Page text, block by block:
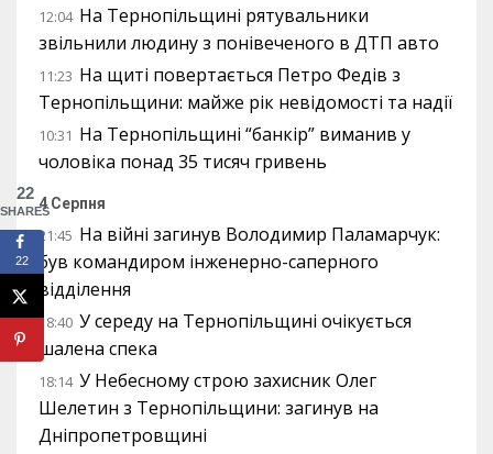
12:04 На Тернопільщині рятувальники
звільнили людину з понівеченого в ДТП авто
11:23 На щиті повертається Петро Федів з
Тернопільщини: майже рік невідомості та надії
10:31 На Тернопільщині “банкір” виманив у
чоловіка понад 35 тисяч гривень
4 Серпня
21:45 На війні загинув Володимир Паламарчук:
був командиром інженерно-саперного
відділення
18:40 У середу на Тернопільщині очікується
шалена спека
18:14 У Небесному строю захисник Олег
Шелетин з Тернопільщини: загинув на
Дніпропетровщині
22
SHARES
22